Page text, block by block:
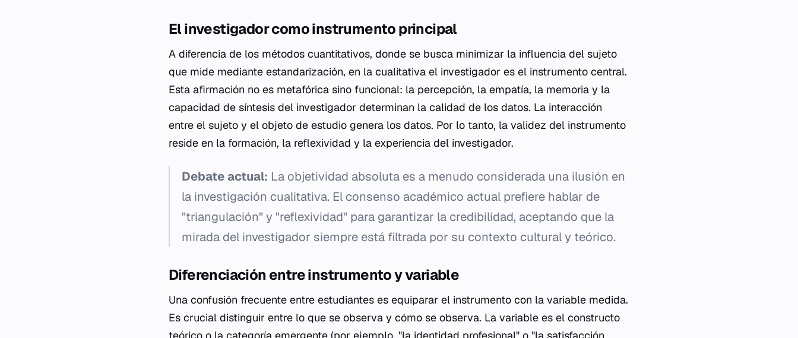
El investigador como instrumento principal
A diferencia de los métodos cuantitativos, donde se busca minimizar la influencia del sujeto
que mide mediante estandarización, en la cualitativa el investigador es el instrumento central.
Esta afirmación no es metafórica sino funcional: la percepción, la empatía, la memoria y la
capacidad de síntesis del investigador determinan la calidad de los datos. La interacción
entre el sujeto y el objeto de estudio genera los datos. Por lo tanto, la validez del instrumento
reside en la formación, la reflexividad y la experiencia del investigador.
Debate actual: La objetividad absoluta es a menudo considerada una ilusión en
la investigación cualitativa. El consenso académico actual prefiere hablar de
"triangulación" y "reflexividad" para garantizar la credibilidad, aceptando que la
mirada del investigador siempre está filtrada por su contexto cultural y teórico.
Diferenciación entre instrumento y variable
Una confusión frecuente entre estudiantes es equiparar el instrumento con la variable medida.
Es crucial distinguir entre lo que se observa y cómo se observa. La variable es el constructo